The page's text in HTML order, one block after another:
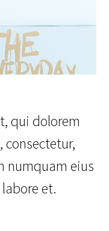
qui dolorem
numquam eius
et.